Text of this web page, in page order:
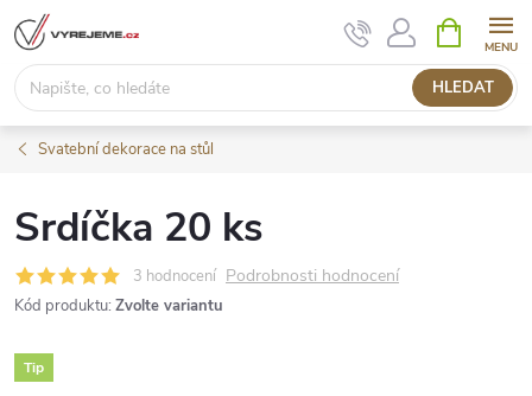
Přejít
na
obsah
HLEDAT
NÁKUPNÍ
KOŠÍK
Svatební dekorace na stůl
Srdíčka 20 ks
3 hodnocení Podrobnosti hodnocení
Kód produktu: Zvolte variantu
Tip